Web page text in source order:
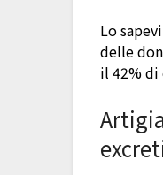
Lo
delle
il 42% di